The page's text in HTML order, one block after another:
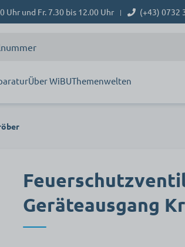
Uhr und Fr. 7.30 bis 12.00 Uhr | (+43) 0732
Über WiBUThemenwelten
Geräteausgang